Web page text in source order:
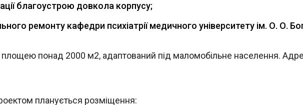
благоустрою довкола корпусу;
ремонту кафедри психіатрії медичного університету ім. О. О.
площею понад 2000 м2, адаптований під маломобільне населення.
планується розміщення: